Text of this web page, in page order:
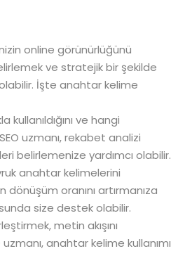
online görünürlüğünü
ve stratejik bir şekilde
İşte anahtar kelime
ve hangi
uzmanı, rekabet analizi
belirlemenize yardımcı olabilir.
anahtar kelimelerini
oranını artırmanıza
size destek olabilir.
metin akışını
anahtar kelime kullanımı